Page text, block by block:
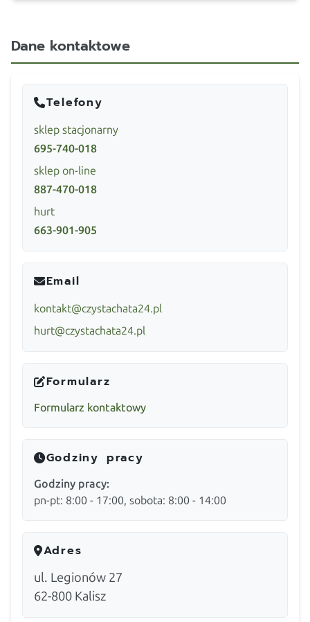
Dane kontaktowe
Telefony
sklep stacjonarny
695-740-018
sklep on-line
887-470-018
hurt
663-901-905
Email
kontakt@czystachata24.pl
hurt@czystachata24.pl
Formularz
Formularz kontaktowy
Godziny pracy
Godziny pracy:
pn-pt: 8:00 - 17:00, sobota: 8:00 - 14:00
Adres
ul. Legionów 27
62-800 Kalisz